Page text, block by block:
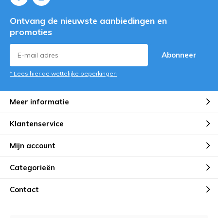
Ontvang de nieuwste aanbiedingen en
promoties
Abonneer
* Lees hier de wettelijke beperkingen
Meer informatie
Klantenservice
Mijn account
Categorieën
Contact